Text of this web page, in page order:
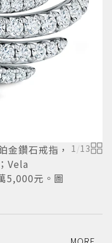
鑽石戒指，
Vela
5,000元。圖
1/13